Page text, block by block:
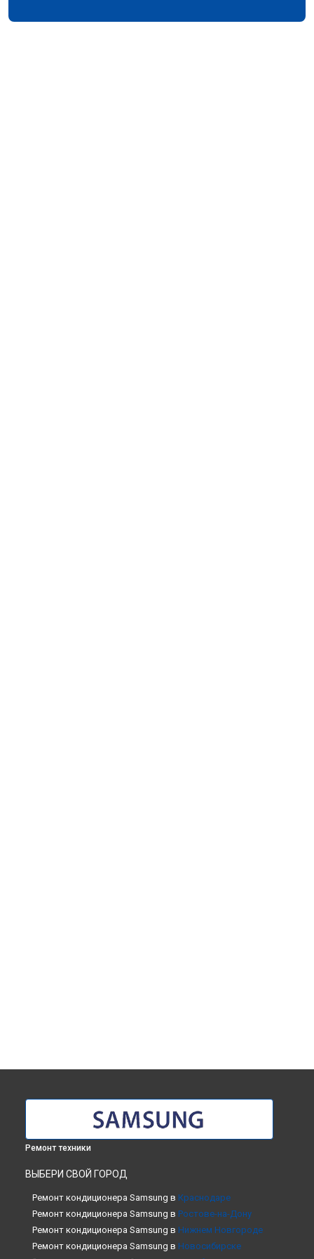
Ремонт техники
ВЫБЕРИ СВОЙ ГОРОД
Ремонт кондиционера Samsung в Краснодаре
Ремонт кондиционера Samsung в Ростове-на-Дону
Ремонт кондиционера Samsung в Нижнем Новгороде
Ремонт кондиционера Samsung в Новосибирске